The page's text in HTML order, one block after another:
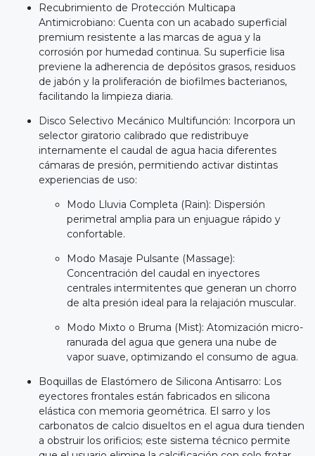
Recubrimiento de Protección Multicapa
Antimicrobiano: Cuenta con un acabado superficial
premium resistente a las marcas de agua y la
corrosión por humedad continua. Su superficie lisa
previene la adherencia de depósitos grasos, residuos
de jabón y la proliferación de biofilmes bacterianos,
facilitando la limpieza diaria.
Disco Selectivo Mecánico Multifunción: Incorpora un
selector giratorio calibrado que redistribuye
internamente el caudal de agua hacia diferentes
cámaras de presión, permitiendo activar distintas
experiencias de uso:
Modo Lluvia Completa (Rain): Dispersión
perimetral amplia para un enjuague rápido y
confortable.
Modo Masaje Pulsante (Massage):
Concentración del caudal en inyectores
centrales intermitentes que generan un chorro
de alta presión ideal para la relajación muscular.
Modo Mixto o Bruma (Mist): Atomización micro-
ranurada del agua que genera una nube de
vapor suave, optimizando el consumo de agua.
Boquillas de Elastómero de Silicona Antisarro: Los
eyectores frontales están fabricados en silicona
elástica con memoria geométrica. El sarro y los
carbonatos de calcio disueltos en el agua dura tienden
a obstruir los orificios; este sistema técnico permite